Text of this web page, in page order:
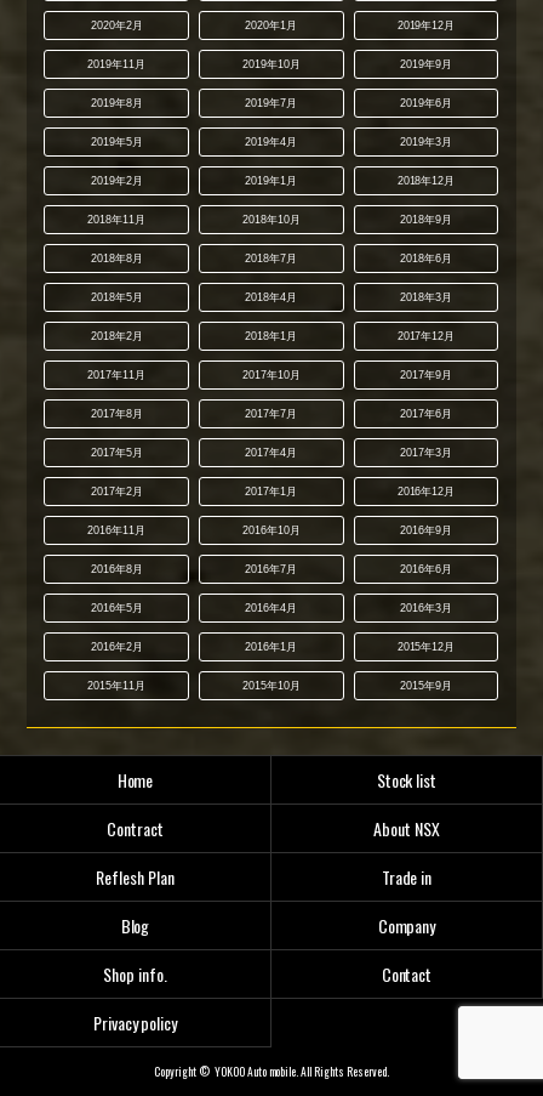
2020年2月 2020年1月 2019年12月
2019年11月 2019年10月 2019年9月
2019年8月 2019年7月 2019年6月
2019年5月 2019年4月 2019年3月
2019年2月 2019年1月 2018年12月
2018年11月 2018年10月 2018年9月
2018年8月 2018年7月 2018年6月
2018年5月 2018年4月 2018年3月
2018年2月 2018年1月 2017年12月
2017年11月 2017年10月 2017年9月
2017年8月 2017年7月 2017年6月
2017年5月 2017年4月 2017年3月
2017年2月 2017年1月 2016年12月
2016年11月 2016年10月 2016年9月
2016年8月 2016年7月 2016年6月
2016年5月 2016年4月 2016年3月
2016年2月 2016年1月 2015年12月
2015年11月 2015年10月 2015年9月
Home
Stock list
Contract
About NSX
Reflesh Plan
Trade in
Blog
Company
Shop info.
Contact
Privacy policy
Copyright © YOKOO Auto mobile. All Rights Reserved.